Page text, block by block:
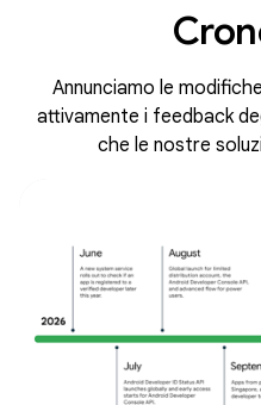
Annunciamo le
attivamente i feedback
che le nostre